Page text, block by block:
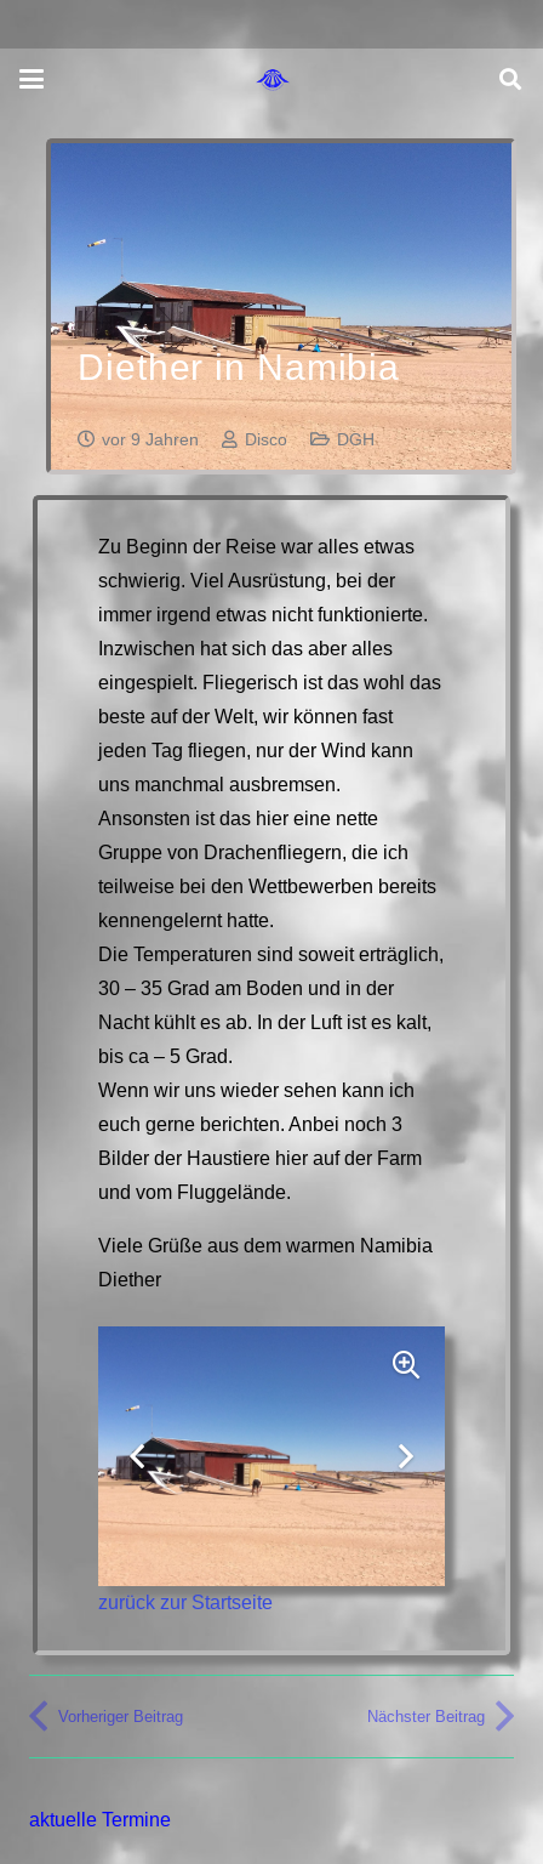
Diether in Namibia
vor 9 Jahren Disco DGH
Zu Beginn der Reise war alles etwas
schwierig. Viel Ausrüstung, bei der
immer irgend etwas nicht funktionierte.
Inzwischen hat sich das aber alles
eingespielt. Fliegerisch ist das wohl das
beste auf der Welt, wir können fast
jeden Tag fliegen, nur der Wind kann
uns manchmal ausbremsen.
Ansonsten ist das hier eine nette
Gruppe von Drachenfliegern, die ich
teilweise bei den Wettbewerben bereits
kennengelernt hatte.
Die Temperaturen sind soweit erträglich,
30 – 35 Grad am Boden und in der
Nacht kühlt es ab. In der Luft ist es kalt,
bis ca – 5 Grad.
Wenn wir uns wieder sehen kann ich
euch gerne berichten. Anbei noch 3
Bilder der Haustiere hier auf der Farm
und vom Fluggelände.
Viele Grüße aus dem warmen Namibia
Diether
zurück zur Startseite
Vorheriger Beitrag Nächster Beitrag
aktuelle Termine